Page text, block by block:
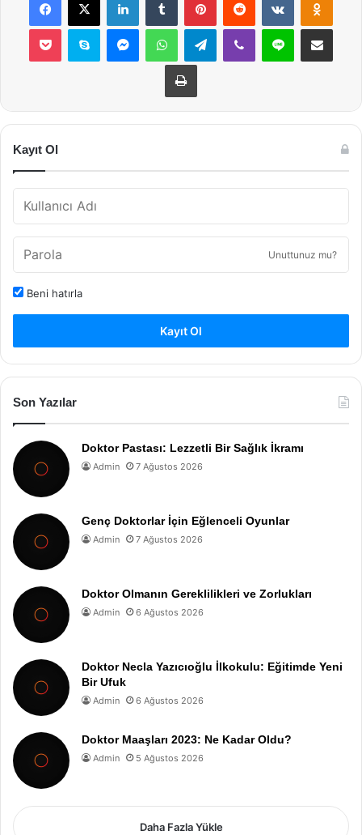
Pocket Skype MessengerWhatsAppTelegramViber Line E-Posta ile
Yazdır
Kayıt Ol
Unuttunuz mu?
Beni hatırla
Kayıt Ol
Son Yazılar
Doktor Pastası: Lezzetli Bir Sağlık İkramı
Admin 7 Ağustos 2026
Genç Doktorlar İçin Eğlenceli Oyunlar
Admin 7 Ağustos 2026
Doktor Olmanın Gereklilikleri ve Zorlukları
Admin 6 Ağustos 2026
Doktor Necla Yazıcıoğlu İlkokulu: Eğitimde Yeni
Bir Ufuk
Admin 6 Ağustos 2026
Doktor Maaşları 2023: Ne Kadar Oldu?
Admin 5 Ağustos 2026
Daha Fazla Yükle